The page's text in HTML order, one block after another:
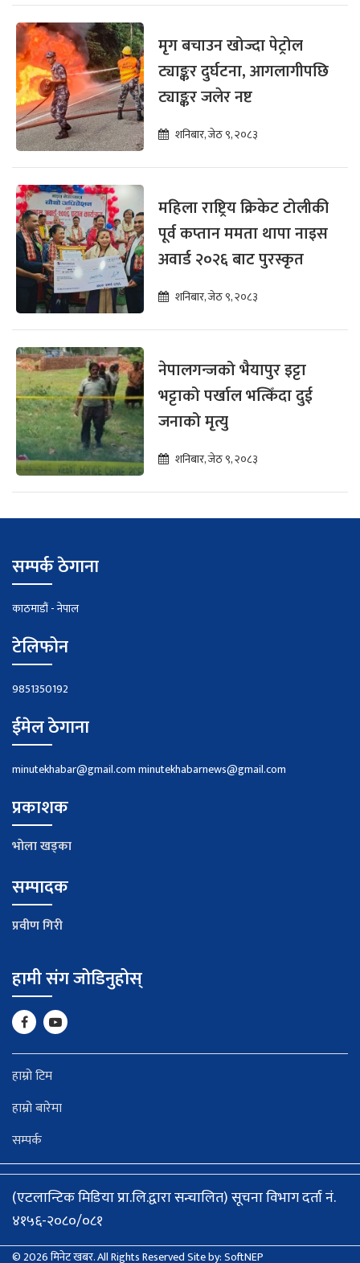
मृग बचाउन खोज्दा पेट्रोल
ट्याङ्कर दुर्घटना, आगलागीपछि
ट्याङ्कर जलेर नष्ट
शनिबार, जेठ ९, २०८३
महिला राष्ट्रिय क्रिकेट टोलीकी
पूर्व कप्तान ममता थापा नाइस
अवार्ड २०२६ बाट पुरस्कृत
शनिबार, जेठ ९, २०८३
नेपालगन्जको भैयापुर इट्टा
भट्टाको पर्खाल भत्किँदा दुई
जनाको मृत्यु
शनिबार, जेठ ९, २०८३
सम्पर्क ठेगाना
काठमाडौं - नेपाल
टेलिफोन
9851350192
ईमेल ठेगाना
minutekhabar@gmail.comminutekhabarnews@gmail.com
प्रकाशक
भाेला खड्का
सम्पादक
प्रवीण गिरी
हामी संग जोडिनुहोस्
हाम्रो टिम
हाम्रो बारेमा
सम्पर्क
© 2026 मिनेट खबर. All Rights ReservedSite by:SoftNEP
(एटलान्टिक मिडिया प्रा.लि.द्वारा सन्चालित) सूचना विभाग दर्ता नं.
४१५६-२०८०/०८१